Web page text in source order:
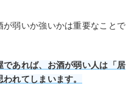
弱いか強いかは重要なことで
あれば、お酒が弱い人は「居
れてしまいます。